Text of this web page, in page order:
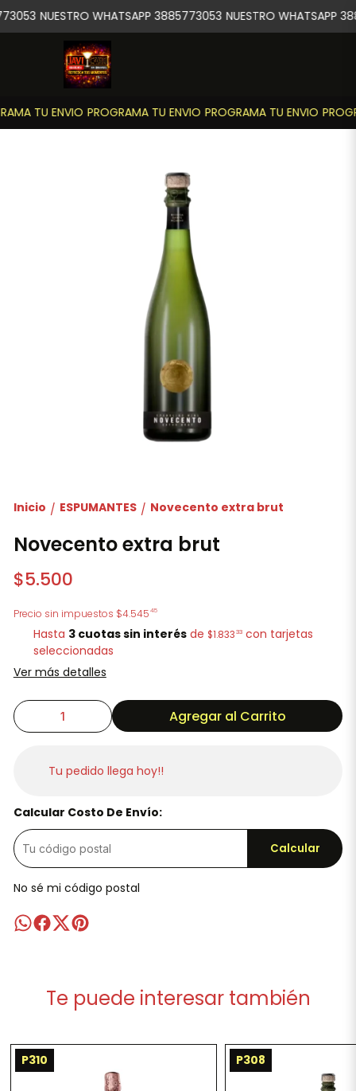
TU ENVIO PROGRAMA TU ENVIO PROGRAMA TU ENVIO
NUESTRO WHATSAPP 3885773053 NUESTRO WHATSAPP
Inicio / ESPUMANTES / Novecento extra brut
Novecento extra brut
$5.500
Precio sin impuestos $4.54545
Hasta 3 cuotas sin interés de $1.833 33 con tarjetas
seleccionadas
Ver más detalles
Agregar al Carrito
Tu pedido llega hoy!!
Calcular Costo De Envío:
Calcular
No sé mi código postal
Te puede interesar también
P310 P308